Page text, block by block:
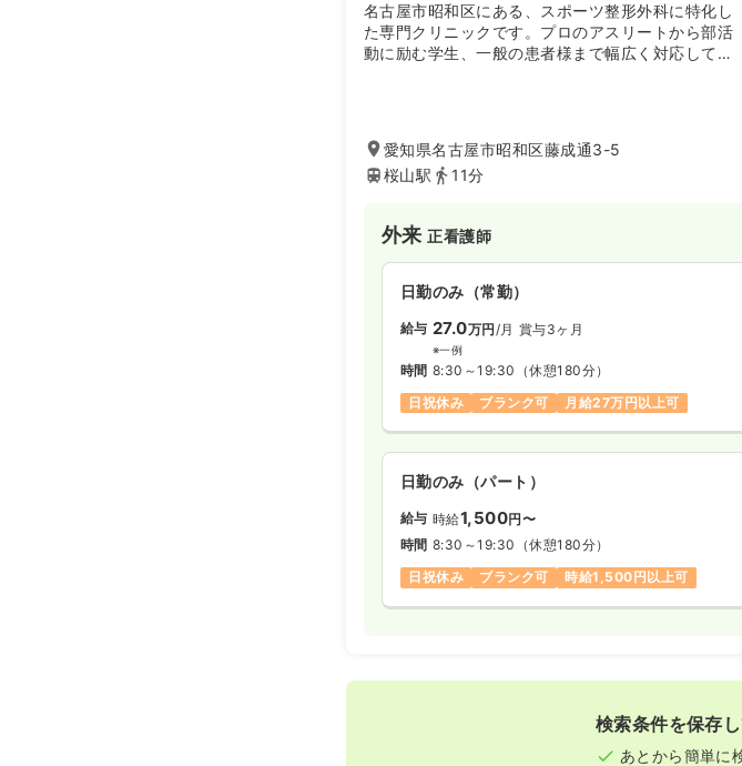
名古屋市昭和区にある、スポーツ整形外科に特化し
た専門クリニックです。プロのアスリートから部活
動に励む学生、一般の患者様まで幅広く対応してお
愛知県名古屋市昭和区藤成通3-5
桜山駅
11分
外来正看護師
日勤のみ（常勤）
給与 27.0万円 /月 賞与3ヶ月
※一例
時間 8:30～19:30 （休憩180分）
日祝休み
ブランク可 月給27万円以上可
日勤のみ（パート）
給与 時給1,500円〜
時間 8:30～19:30 （休憩180分）
日祝休み
ブランク可 時給1,500円以上可
検索条件を保存
あとから簡単に